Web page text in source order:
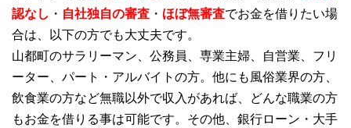
認なし ・ 自社独自の審査 ・ ほぼ無審査でお金を借りたい場
合は、以下の方でも大丈夫です。
山都町のサラリーマン、公務員、専業主婦、自営業、フリ
ーター、パート・アルバイトの方。他にも風俗業界の方、
飲食業の方など無職以外で収入があれば、どんな職業の方
もお金を借りる事は可能です。その他、銀行ローン・大手